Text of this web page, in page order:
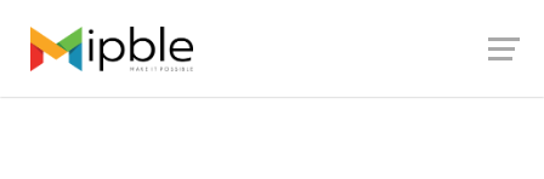
content